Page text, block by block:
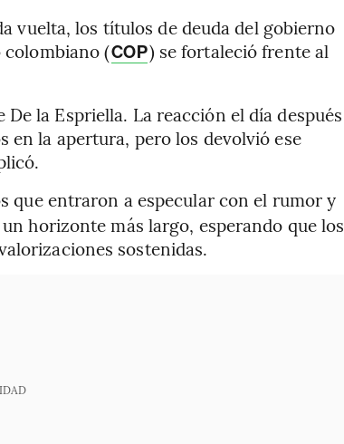
vuelta, los títulos de deuda del gobierno
colombiano (COP) se fortaleció frente al
la Espriella. La reacción el día después
en la apertura, pero los devolvió ese
que entraron a especular con el rumor y
horizonte más largo, esperando que los
sostenidas.